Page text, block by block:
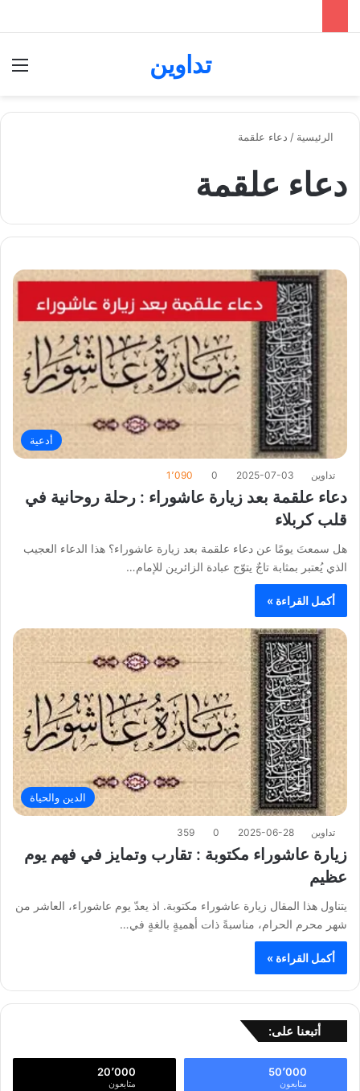
تداوين
الرئيسية / دعاء علقمة
دعاء علقمة
أدعية
تداوين 2025-07-03
0 1٬090
دعاء علقمة بعد زيارة عاشوراء : رحلة روحانية في
قلب كربلاء
هل سمعتَ يومًا عن دعاء علقمة بعد زيارة عاشوراء؟ هذا الدعاء العجيب
الذي يُعتبر بمثابة تاجٌ يتوّج عبادة الزائرين للإمام…
أكمل القراءة »
الدين والحياة
تداوين 2025-06-28
0
359
زيارة عاشوراء مكتوبة : تقارب وتمايز في فهم يوم
عظيم
يتناول هذا المقال زيارة عاشوراء مكتوبة. اذ يعدّ يوم عاشوراء، العاشر من
شهر محرم الحرام، مناسبةً ذات أهميةٍ بالغةٍ في…
أكمل القراءة »
أتبعنا على:
50٬000
متابعون
20٬000
متابعون